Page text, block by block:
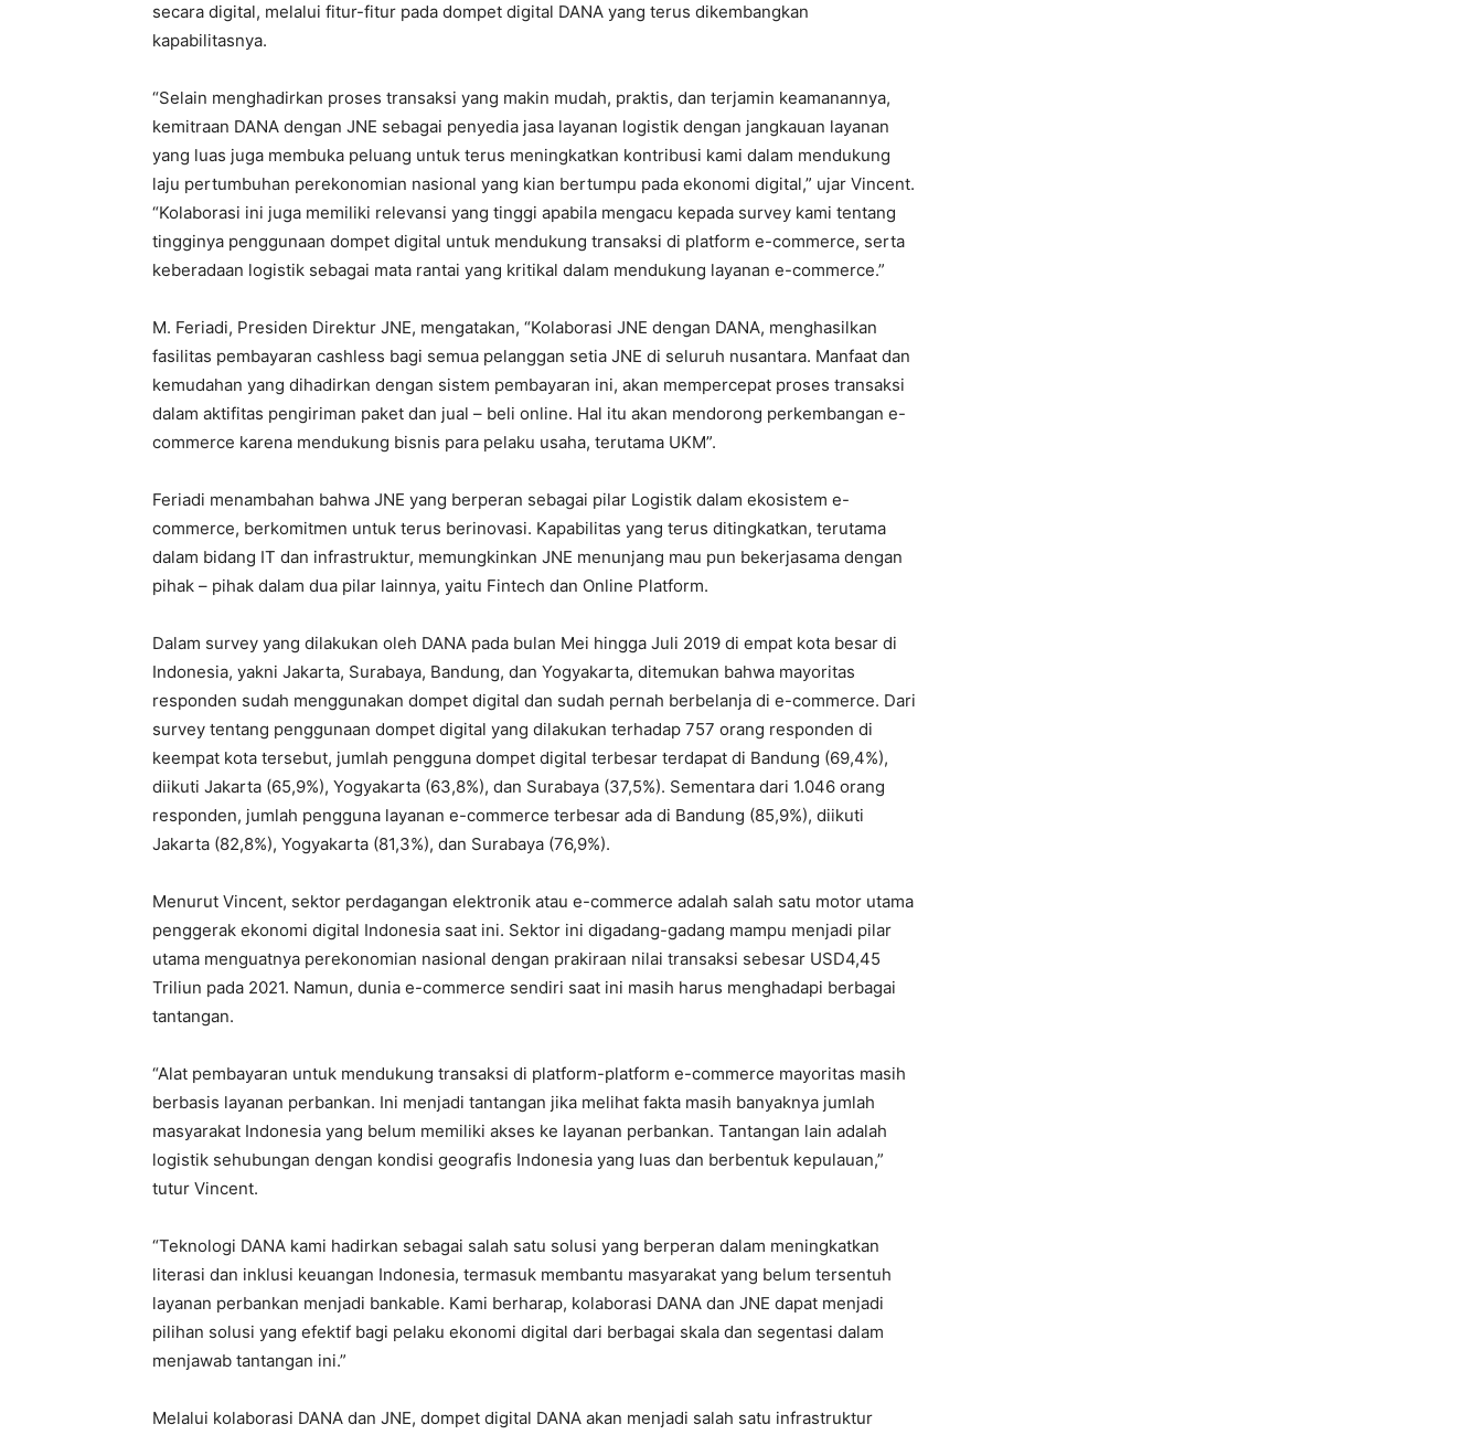
secara digital, melalui fitur-fitur pada dompet digital DANA yang terus dikembangkan
kapabilitasnya.
“Selain menghadirkan proses transaksi yang makin mudah, praktis, dan terjamin keamanannya,
kemitraan DANA dengan JNE sebagai penyedia jasa layanan logistik dengan jangkauan layanan
yang luas juga membuka peluang untuk terus meningkatkan kontribusi kami dalam mendukung
laju pertumbuhan perekonomian nasional yang kian bertumpu pada ekonomi digital,” ujar Vincent.
“Kolaborasi ini juga memiliki relevansi yang tinggi apabila mengacu kepada survey kami tentang
tingginya penggunaan dompet digital untuk mendukung transaksi di platform e-commerce, serta
keberadaan logistik sebagai mata rantai yang kritikal dalam mendukung layanan e-commerce.”
M. Feriadi, Presiden Direktur JNE, mengatakan, “Kolaborasi JNE dengan DANA, menghasilkan
fasilitas pembayaran cashless bagi semua pelanggan setia JNE di seluruh nusantara. Manfaat dan
kemudahan yang dihadirkan dengan sistem pembayaran ini, akan mempercepat proses transaksi
dalam aktifitas pengiriman paket dan jual – beli online. Hal itu akan mendorong perkembangan e-
commerce karena mendukung bisnis para pelaku usaha, terutama UKM”.
Feriadi menambahan bahwa JNE yang berperan sebagai pilar Logistik dalam ekosistem e-
commerce, berkomitmen untuk terus berinovasi. Kapabilitas yang terus ditingkatkan, terutama
dalam bidang IT dan infrastruktur, memungkinkan JNE menunjang mau pun bekerjasama dengan
pihak – pihak dalam dua pilar lainnya, yaitu Fintech dan Online Platform.
Dalam survey yang dilakukan oleh DANA pada bulan Mei hingga Juli 2019 di empat kota besar di
Indonesia, yakni Jakarta, Surabaya, Bandung, dan Yogyakarta, ditemukan bahwa mayoritas
responden sudah menggunakan dompet digital dan sudah pernah berbelanja di e-commerce. Dari
survey tentang penggunaan dompet digital yang dilakukan terhadap 757 orang responden di
keempat kota tersebut, jumlah pengguna dompet digital terbesar terdapat di Bandung (69,4%),
diikuti Jakarta (65,9%), Yogyakarta (63,8%), dan Surabaya (37,5%). Sementara dari 1.046 orang
responden, jumlah pengguna layanan e-commerce terbesar ada di Bandung (85,9%), diikuti
Jakarta (82,8%), Yogyakarta (81,3%), dan Surabaya (76,9%).
Menurut Vincent, sektor perdagangan elektronik atau e-commerce adalah salah satu motor utama
penggerak ekonomi digital Indonesia saat ini. Sektor ini digadang-gadang mampu menjadi pilar
utama menguatnya perekonomian nasional dengan prakiraan nilai transaksi sebesar USD4,45
Triliun pada 2021. Namun, dunia e-commerce sendiri saat ini masih harus menghadapi berbagai
tantangan.
“Alat pembayaran untuk mendukung transaksi di platform-platform e-commerce mayoritas masih
berbasis layanan perbankan. Ini menjadi tantangan jika melihat fakta masih banyaknya jumlah
masyarakat Indonesia yang belum memiliki akses ke layanan perbankan. Tantangan lain adalah
logistik sehubungan dengan kondisi geografis Indonesia yang luas dan berbentuk kepulauan,”
tutur Vincent.
“Teknologi DANA kami hadirkan sebagai salah satu solusi yang berperan dalam meningkatkan
literasi dan inklusi keuangan Indonesia, termasuk membantu masyarakat yang belum tersentuh
layanan perbankan menjadi bankable. Kami berharap, kolaborasi DANA dan JNE dapat menjadi
pilihan solusi yang efektif bagi pelaku ekonomi digital dari berbagai skala dan segentasi dalam
menjawab tantangan ini.”
Melalui kolaborasi DANA dan JNE, dompet digital DANA akan menjadi salah satu infrastruktur